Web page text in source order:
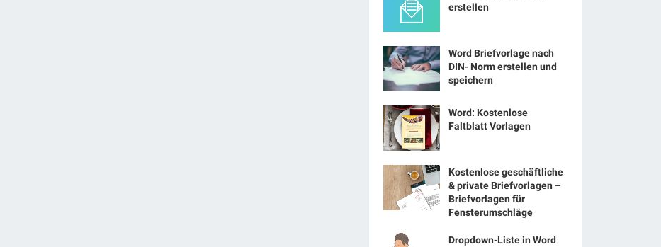
erstellen
Word Briefvorlage nach
DIN- Norm erstellen und
speichern
Word: Kostenlose
Faltblatt Vorlagen
Kostenlose geschäftliche
& private Briefvorlagen –
Briefvorlagen für
Fensterumschläge
Dropdown-Liste in Word